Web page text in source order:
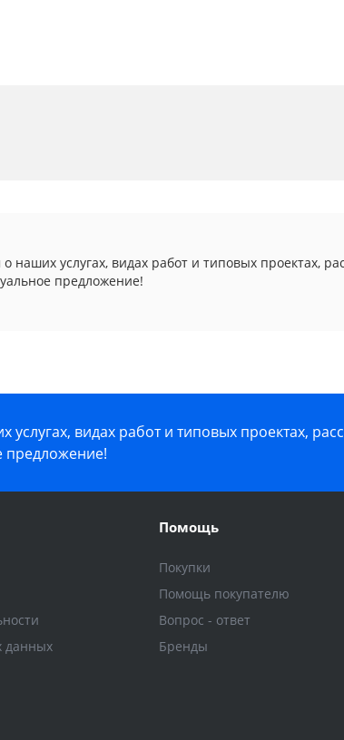
наших услугах, видах работ и типовых проектах,
предложение!
видах работ и типовых проектах,
предложение!
данных
Помощь
Покупки
Помощь покупателю
Вопрос - ответ
Бренды